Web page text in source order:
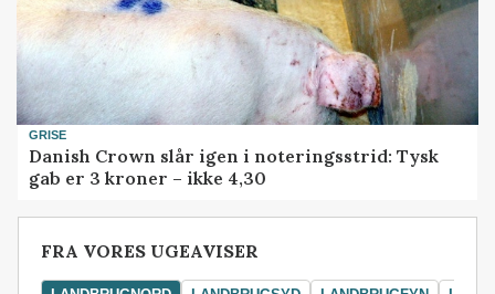
GRISE
Danish Crown slår igen i noteringsstrid: Tysk
gab er 3 kroner – ikke 4,30
FRA VORES UGEAVISER